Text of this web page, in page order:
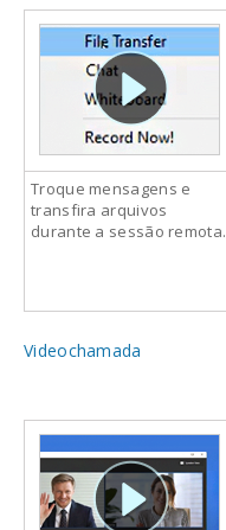
Troque mensagens e
transfira arquivos
durante a sessão remota.
Videochamada